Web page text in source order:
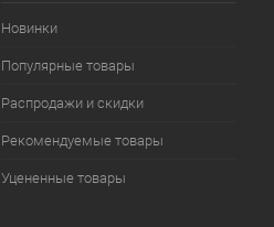
Новинки
Популярные товары
Распродажи и скидки
Рекомендуемые товары
Уцененные товары